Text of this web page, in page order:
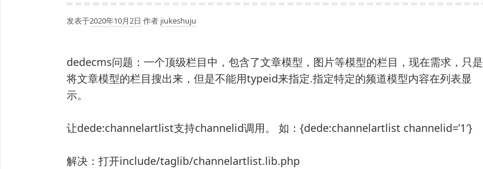
发表于2020年10月2日 作者 jiukeshuju
dedecms问题：一个顶级栏目中，包含了文章模型，图片等模型的栏目，现在需求，只是
将文章模型的栏目搜出来，但是不能用typeid来指定.指定特定的频道模型内容在列表显
示。
让dede:channelartlist支持channelid调用。 如：{dede:channelartlist channelid=’1′}
解决：打开include/taglib/channelartlist.lib.php